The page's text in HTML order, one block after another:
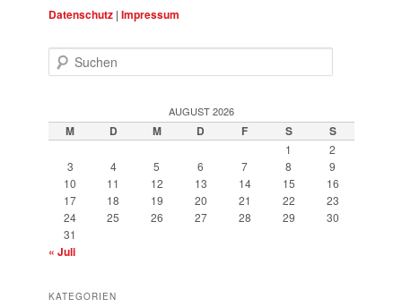
Datenschutz |Impressum
Suchen
AUGUST 2026
M D M D F S S
1
2
3
4 5 6 7 8
9
10
11 12 13 14 15
16
17
18 19 20 21 22
23
24
25 26 27 28 29
30
31
« Juli
KATEGORIEN